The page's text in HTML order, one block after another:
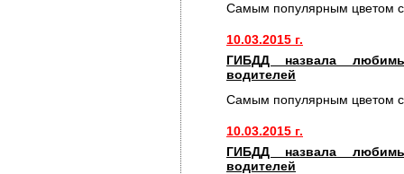
Самым популярным цветом
10.03.2015 г.
ГИБДД назвала
водителей
Самым популярным цветом
10.03.2015 г.
ГИБДД назвала
водителей